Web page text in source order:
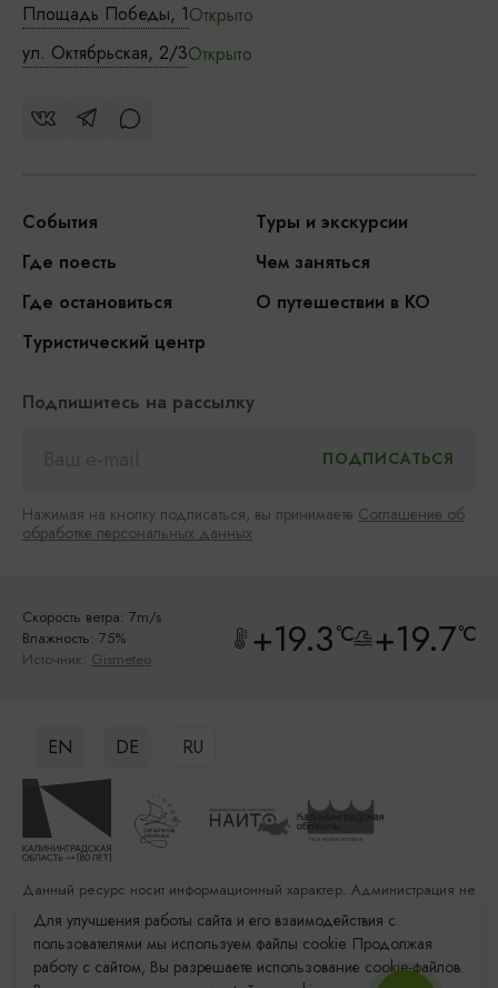
Площадь Победы, 1Открыто
ул. Октябрьская, 2/3Открыто
События
Туры и экскурсии
Где поесть
Чем заняться
Где остановиться
О путешествии в КО
Туристический центр
Подпишитесь на рассылку
Нажимая на кнопку подписаться, вы принимаете Соглашение об
обработке персональных данных
Скорость ветра: 7m/s
Влажность: 75%
Источник: Gismeteo +19.3°C +19.7°C
EN DE RU
Данный ресурс носит информационный характер. Администрация не
несет ответственности за качество услуг, предоставленных
сторонними организациями
Разработка сайта: «Решение»
Для улучшения работы сайта и его взаимодействия с
пользователями мы используем файлы cookie. Продолжая
работу с сайтом, Вы разрешаете использование cookie-файлов.